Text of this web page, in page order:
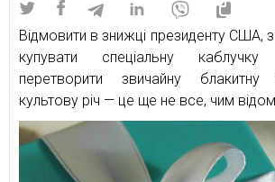
Відмовити в знижці президенту США,
купувати спеціальну
перетворити звичайну
культову річ — це ще не все, чим